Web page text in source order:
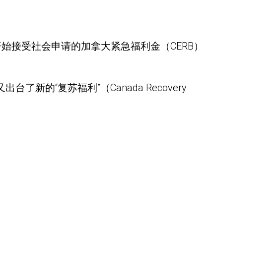
受社会申请的加拿大紧急福利金（CERB）
台了新的“复苏福利”（Canada Recovery